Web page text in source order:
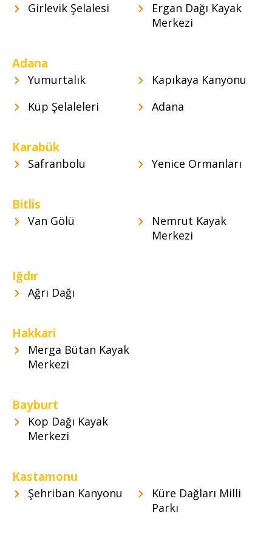
Girlevik Şelalesi
Ergan Dağı Kayak
Merkezi
Adana
Yumurtalık
Kapıkaya Kanyonu
Küp Şelaleleri
Adana
Karabük
Safranbolu Yenice Ormanları
Bitlis
Van Gölü
Nemrut Kayak
Merkezi
Iğdır
Ağrı Dağı
Hakkari
Merga Bütan Kayak
Merkezi
Bayburt
Kop Dağı Kayak
Merkezi
Kastamonu
Şehriban Kanyonu
Küre Dağları Milli
Parkı